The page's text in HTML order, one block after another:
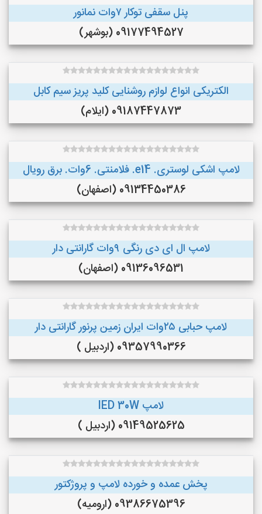
پنل سقفی توکار ۷وات نمانور
09177494527 (بوشهر)
الکتریکی انواع لوازم روشنایی کلید پریز سیم کابل
09187447873 (ایلام)
لامپ اشکی لوستری. e14. فلامنتی. 6وات. برق رویال
09134450386 (اصفهان)
لامپ ال ای دی رنگی ۹وات گارانتی دار
09136096531 (اصفهان)
لامپ حبابی ۲۵وات ایران زمین پرنور گارانتی دار
09357990366 (اردبیل )
لامپ lED 30W
09149525625 (اردبیل )
پخش عمده و خورده لامپ و پروژکتور
09386675396 (ارومیه)